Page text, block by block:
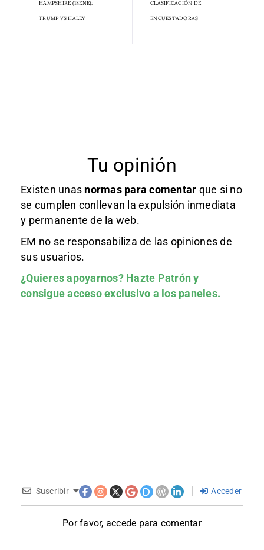
HAMPSHIRE (18ENE):
TRUMP VS HALEY
CLASIFICACIÓN DE
ENCUESTADORAS
Tu opinión
Existen unas normas para comentar que si no
se cumplen conllevan la expulsión inmediata
y permanente de la web.
EM no se responsabiliza de las opiniones de
sus usuarios.
¿Quieres apoyarnos? Hazte Patróny
consigue acceso exclusivo a los paneles.
Suscribir Acceder
Por favor, accede para comentar